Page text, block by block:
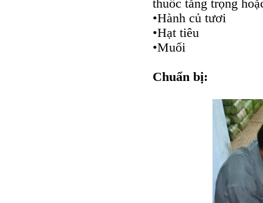
thuốc tăng trọng
•Hành củ tươi
•Hạt tiêu
•Muối
Chuẩn bị: